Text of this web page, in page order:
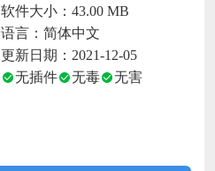
软件大小：43.00 MB
语言：简体中文
更新日期：2021-12-05
无插件
无毒 无害